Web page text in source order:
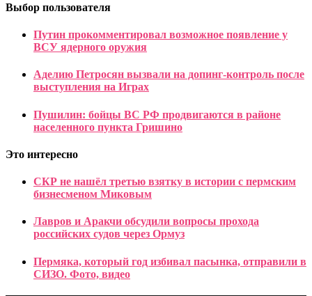
Выбор пользователя
Путин прокомментировал возможное появление у
ВСУ ядерного оружия
Аделию Петросян вызвали на допинг-контроль после
выступления на Играх
Пушилин: бойцы ВС РФ продвигаются в районе
населенного пункта Гришино
Это интересно
СКР не нашёл третью взятку в истории с пермским
бизнесменом Миковым
Лавров и Аракчи обсудили вопросы прохода
российских судов через Ормуз
Пермяка, который год избивал пасынка, отправили в
СИЗО. Фото, видео